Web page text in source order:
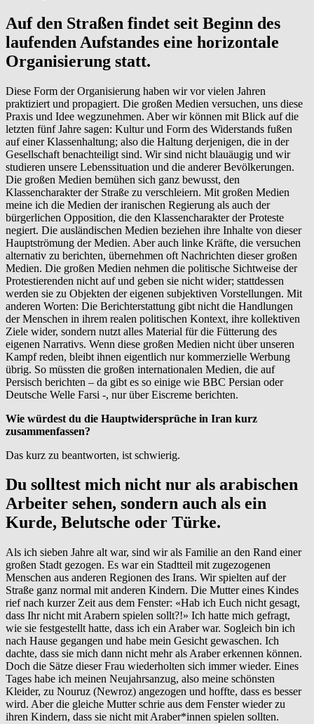
Auf den Straßen findet seit Beginn des
laufenden Aufstandes eine horizontale
Organisierung statt.
Diese Form der Organisierung haben wir vor vielen Jahren
praktiziert und propagiert. Die großen Medien versuchen, uns diese
Praxis und Idee wegzunehmen. Aber wir können mit Blick auf die
letzten fünf Jahre sagen: Kultur und Form des Widerstands fußen
auf einer Klassenhaltung; also die Haltung derjenigen, die in der
Gesellschaft benachteiligt sind. Wir sind nicht blauäugig und wir
studieren unsere Lebenssituation und die anderer Bevölkerungen.
Die großen Medien bemühen sich ganz bewusst, den
Klassencharakter der Straße zu verschleiern. Mit großen Medien
meine ich die Medien der iranischen Regierung als auch der
bürgerlichen Opposition, die den Klassencharakter der Proteste
negiert. Die ausländischen Medien beziehen ihre Inhalte von dieser
Hauptströmung der Medien. Aber auch linke Kräfte, die versuchen
alternativ zu berichten, übernehmen oft Nachrichten dieser großen
Medien. Die großen Medien nehmen die politische Sichtweise der
Protestierenden nicht auf und geben sie nicht wider; stattdessen
werden sie zu Objekten der eigenen subjektiven Vorstellungen. Mit
anderen Worten: Die Berichterstattung gibt nicht die Handlungen
der Menschen in ihrem realen politischen Kontext, ihre kollektiven
Ziele wider, sondern nutzt alles Material für die Fütterung des
eigenen Narrativs. Wenn diese großen Medien nicht über unseren
Kampf reden, bleibt ihnen eigentlich nur kommerzielle Werbung
übrig. So müssten die großen internationalen Medien, die auf
Persisch berichten – da gibt es so einige wie BBC Persian oder
Deutsche Welle Farsi -, nur über Eiscreme berichten.
Wie würdest du die Hauptwidersprüche in Iran kurz
zusammenfassen?
Das kurz zu beantworten, ist schwierig.
Du solltest mich nicht nur als arabischen
Arbeiter sehen, sondern auch als ein
Kurde, Belutsche oder Türke.
Als ich sieben Jahre alt war, sind wir als Familie an den Rand einer
großen Stadt gezogen. Es war ein Stadtteil mit zugezogenen
Menschen aus anderen Regionen des Irans. Wir spielten auf der
Straße ganz normal mit anderen Kindern. Die Mutter eines Kindes
rief nach kurzer Zeit aus dem Fenster: «Hab ich Euch nicht gesagt,
dass Ihr nicht mit Arabern spielen sollt?!» Ich hatte mich gefragt,
wie sie festgestellt hatte, dass ich ein Araber war. Sogleich bin ich
nach Hause gegangen und habe mein Gesicht gewaschen. Ich
dachte, dass sie mich dann nicht mehr als Araber erkennen können.
Doch die Sätze dieser Frau wiederholten sich immer wieder. Eines
Tages habe ich meinen Neujahrsanzug, also meine schönsten
Kleider, zu Nouruz (Newroz) angezogen und hoffte, dass es besser
wird. Aber die gleiche Mutter schrie aus dem Fenster wieder zu
ihren Kindern, dass sie nicht mit Araber*innen spielen sollten.